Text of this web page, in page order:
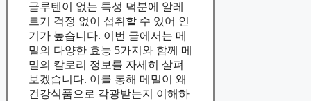
글루텐이 없는 특성 덕분에 알레
르기 걱정 없이 섭취할 수 있어 인
기가 높습니다. 이번 글에서는 메
밀의 다양한 효능 5가지와 함께 메
밀의 칼로리 정보를 자세히 살펴
보겠습니다. 이를 통해 메밀이 왜
건강식품으로 각광받는지 이해하